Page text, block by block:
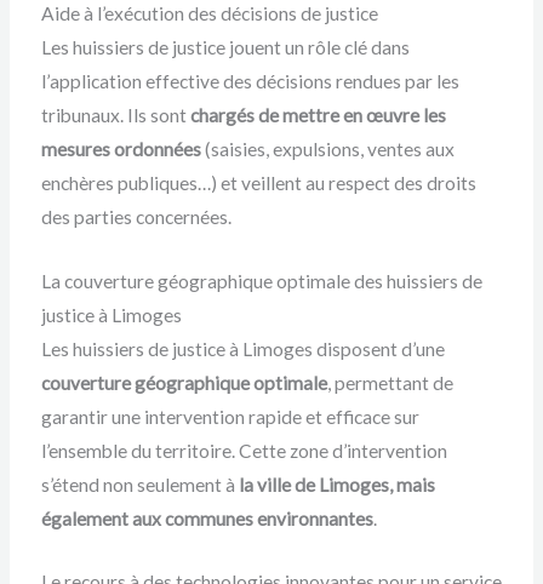
Aide à l’exécution des décisions de justice
Les huissiers de justice jouent un rôle clé dans
l’application effective des décisions rendues par les
tribunaux. Ils sontchargés de mettre en œuvre les
mesures ordonnées(saisies, expulsions, ventes aux
enchères publiques…) et veillent au respect des droits
des parties concernées.
La couverture géographique optimale des huissiers de
justice à Limoges
Les huissiers de justice à Limoges disposent d’une
couverture géographique optimale, permettant de
garantir une intervention rapide et efficace sur
l’ensemble du territoire. Cette zone d’intervention
s’étend non seulement à la ville de Limoges, mais
également aux communes environnantes.